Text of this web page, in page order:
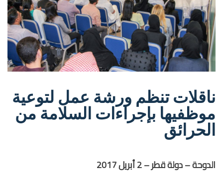
ناقلات تنظم ورشة عمل لتوعية
موظفيها بإجراءات السلامة من
الحرائق
الدوحة – دولة قطر –2أبريل 2017